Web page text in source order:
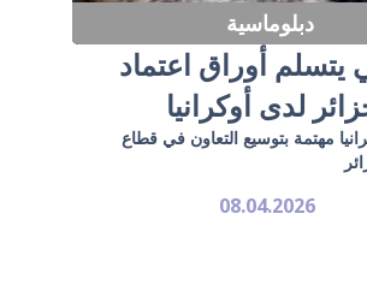
دبلوماسية
يتسلم أوراق اعتماد
لدى أوكرانيا
مهتمة بتوسيع التعاون في قطاع
08.04.2026